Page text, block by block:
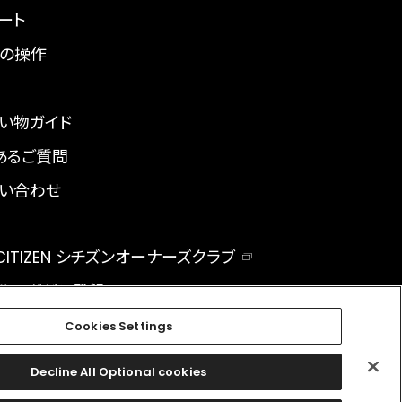
ト
操作
物ガイド
るご質問
合わせ
シチズンオーナーズクラブ
マガジン登録
facebookinstagramtwitter
Cookies Settings
Decline All Optional cookies